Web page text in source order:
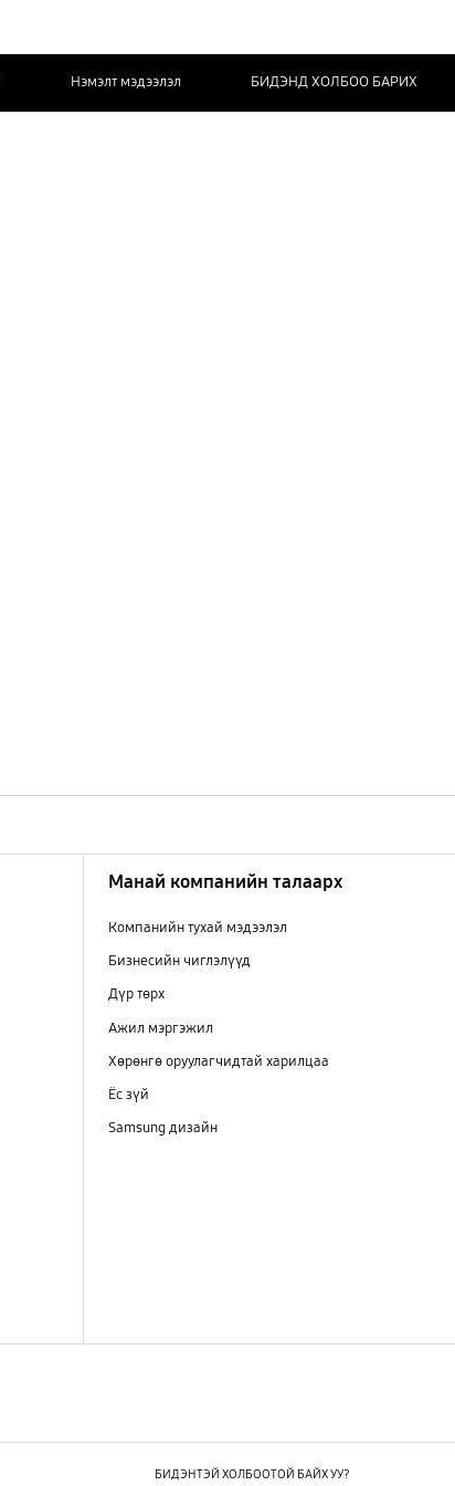
Нэмэлт мэдээлэл БИДЭНД ХОЛБОО БАРИХ
Манай компанийн талаарх
Компанийн тухай мэдээлэл
Бизнесийн чиглэлүүд
Дүр төрх
Ажил мэргэжил
Хөрөнгө оруулагчидтай харилцаа
Ёс зүй
Samsung дизайн
БИДЭНТЭЙ ХОЛБООТОЙ БАЙХ УУ?